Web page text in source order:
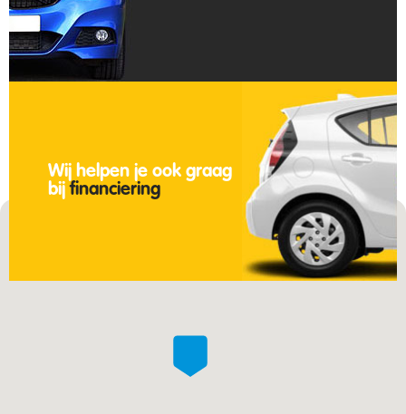
Wij helpen je ook graag
bijfinanciering